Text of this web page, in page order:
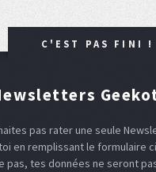
C'EST PAS FINI !
pas rater une seule
en remplissant le formulaire
pas, tes données ne seront